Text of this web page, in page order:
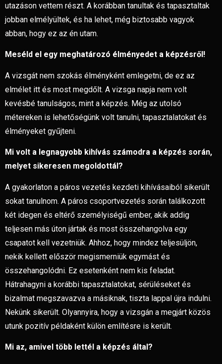
utazáson vettem részt. A korábban tanultak és tapasztaltak
jobban elmélyültek, és ha lehet, még biztosabb vagyok
abban, hogy ez az én utam.
Meséld el egy meghatározó élményedet a képzésről!
A vizsgát nem szokás élményként emlegetni, de ez az
elmélet itt és most megdőlt. A vizsga napja nem volt
kevésbé tanulságos, mint a képzés. Még az utolsó
métereken is lehetőségünk volt tanulni, tapasztalatokat és
élményeket gyűjteni.
Mi volt a legnagyobb kihívás számodra a képzés során,
melyet sikeresen megoldottál?
A gyakorlaton a páros vezetés kezdeti kihívásaiból sikerült
sokat tanulnom. A páros csoportvezetés során találkozott
két idegen és eltérő személyiségű ember, akik addig
teljesen más úton jártak és most összehangolva egy
csapatot kell vezetniük. Ahhoz, hogy mindez teljesüljön,
nekik kellett először megismerniük egymást és
összehangolódni. Ez esetenként nem kis feladat.
Hátrahagyni a korábbi tapasztalatokat, sérüléseket és
bizalmat megszavazva a másiknak, tiszta lappal újra indulni.
Nekünk sikerült. Olyannyira, hogy a vizsgán a megjárt közös
utunk pozitív példaként külön említésre is került.
Mi az, amivel több lettél a képzés által?